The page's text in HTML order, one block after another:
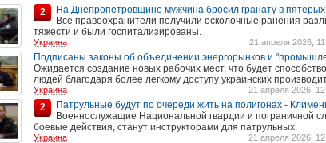
2
На Днепропетровщине мужчина бросил гранату в
Все правоохранители получили осколочные ранения
тяжести и были госпитализированы.
Украина 21 апреля 2026,
Подписаны законы об объединении энергорынков и
Ожидается создание новых рабочих мест, что будет
людей благодаря более легкому доступу украинских
Украина 21 апреля 2026,
2
Патрульные будут по очереди жить на полигонах -
Военнослужащие Национальной гвардии и пограничной
боевые действия, станут инструкторами для патрульных.
Украина 21 апреля 2026,